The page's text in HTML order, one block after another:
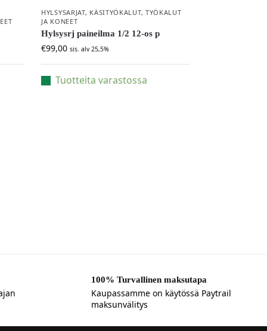
HYLSYSARJAT, KÄSITYÖKALUT, TYÖKALUT
JA KONEET
Hylsysrj paineilma 1/2 12-os p
€99,00 sis. alv 25,5%
Tuotteita varastossa
100% Turvallinen maksutapa
Kaupassamme on käytössä Paytrail
maksunvälitys